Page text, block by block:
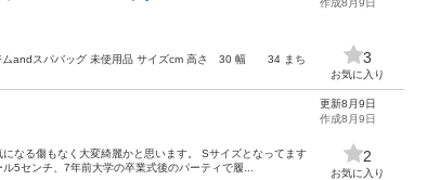
ジムandスパバッグ 未使用品 サイズcm 高さ 30 幅 34 まち
3
お気に入り
なる傷もなく大変綺麗かと思います。 Sサイズとなってます
5センチ、7年前大学の卒業式後のパーティで履...
更新8月9日
作成8月9日
2
お気に入り